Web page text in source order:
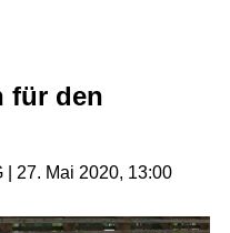
für den
| 27. Mai 2020, 13:00